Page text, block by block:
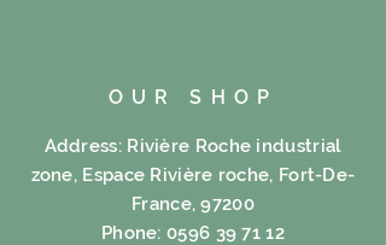
OUR SHOP
Address: Rivière Roche industrial
zone, Espace Rivière roche, Fort-De-
France, 97200
Phone:0596 39 71 12